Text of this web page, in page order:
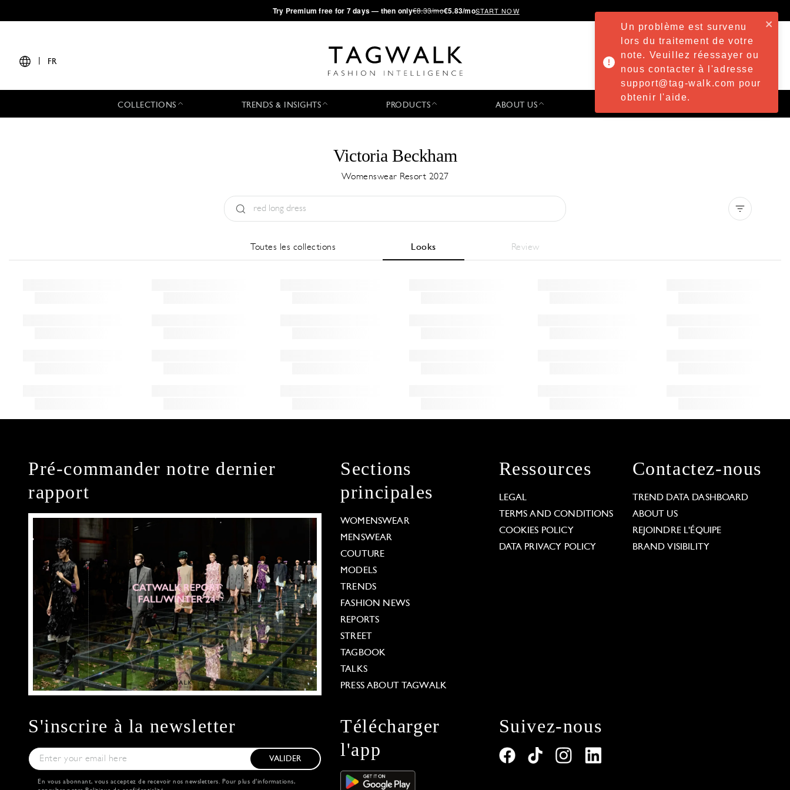
·Try Premium free for 7 days — then only€8.33/mo€5.83/moSTART NOW
FR
COLLECTIONS TRENDS & INSIGHTS PRODUCTS ABOUT US
Victoria Beckham
Womenswear Resort 2027
Toutes les collections Looks Review
Pré-commander notre dernier
rapport
Sections
principales
WOMENSWEAR
MENSWEAR
COUTURE
MODELS
TRENDS
FASHION NEWS
REPORTS
STREET
TAGBOOK
TALKS
PRESS ABOUT TAGWALK
Ressources
LEGAL
TERMS AND CONDITIONS
COOKIES POLICY
DATA PRIVACY POLICY
Contactez-nous
TREND DATA DASHBOARD
ABOUT US
REJOINDRE L'ÉQUIPE
BRAND VISIBILITY
S'inscrire à la newsletter
VALIDER
En vous abonnant, vous acceptez de recevoir nos newsletters. Pour plus d'informations,
Télécharger
l'app
Suivez-nous
Un problème est survenu
lors du traitement de votre
note. Veuillez réessayer ou
nous contacter à l'adresse
support@tag-walk.com pour
obtenir l'aide.